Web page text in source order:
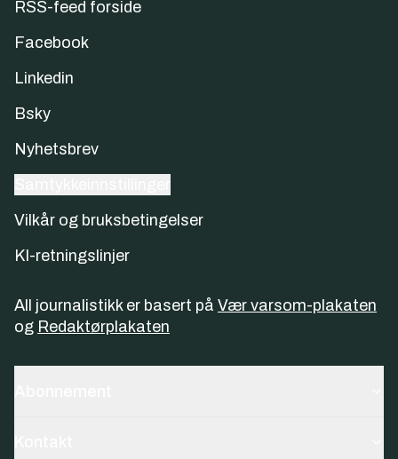
RSS-feed forside
Facebook
Linkedin
Bsky
Nyhetsbrev
Vilkår og bruksbetingelser
KI-retningslinjer
All journalistikk er basert på Vær varsom-plakaten
og Redaktørplakaten